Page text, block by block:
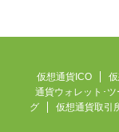
仮想通貨ICO
通貨ウォレット･ツ
グ
仮想通貨取引